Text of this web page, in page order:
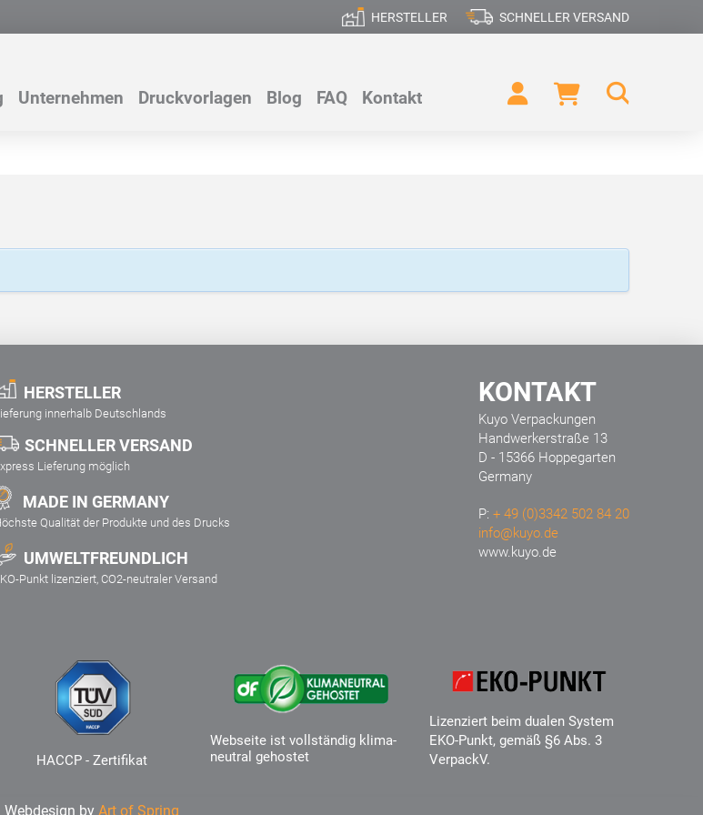
HERSTELLER SCHNELLER VERSAND
Unternehmen Druckvorlagen Blog FAQ Kontakt
HERSTELLER
innerhalb Deutschlands
SCHNELLER VERSAND
Lieferung möglich
MADE IN GERMANY
Qualität der Produkte und des Drucks
UMWELTFREUNDLICH
Punkt lizenziert, CO2-neutraler Versand
KONTAKT
Kuyo Verpackungen
Handwerkerstraße 13
D - 15366 Hoppegarten
Germany
P:+ 49 (0)3342 502 84 20
info@kuyo.de
www.kuyo.de
HACCP - Zertifikat
Webseite ist vollständig klima-
neutral gehostet
Lizenziert beim dualen System
EKO-Punkt, gemäß §6 Abs. 3
VerpackV.
Webdesign by Art of Spring